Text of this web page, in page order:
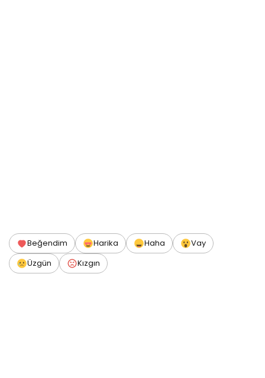
Beğendim Harika Haha
Vay
Üzgün
Kızgın